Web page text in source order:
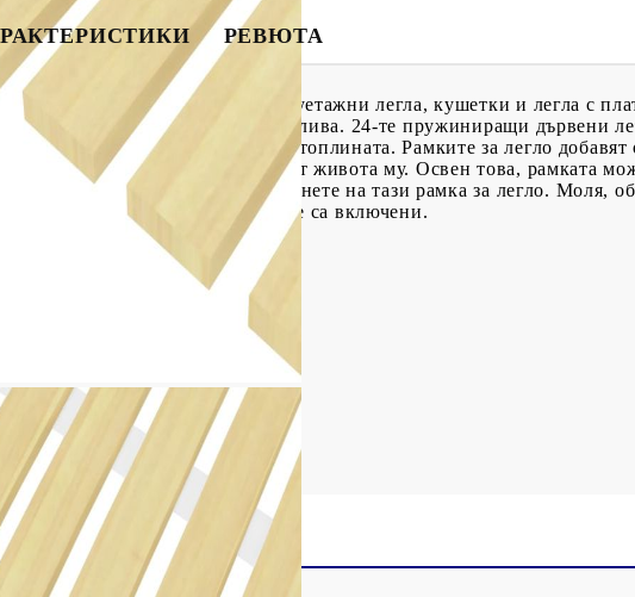
РЕВЮТА
решение за поддръжка на двуетажни легла, кушетки и легла с
за легло е здрава и издръжлива. 24-те пружиниращи дървени
осигурява добро разсейване на топлината. Рамките за легло
като по този начин удължават живота му. Освен това, рамката
Просто се насладете и се отпуснете на тази рамка за легло. Моля,
матрак и рамка за легло не са включени.